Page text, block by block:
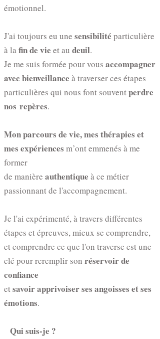
émotionnel.
J'ai toujours eu une sensibilité particulière
à lafin de vie et au deuil.
Je me suis formée pour vous accompagner
avec bienveillance à traverser ces étapes
particulières qui nous font souventperdre
nos repères.
Mon parcours de vie, mes thérapies et
mes expériences m’ont emmenés à me
former
de manière authentique à ce métier
passionnant de l'accompagnement.
Je l'ai expérimenté, à travers différentes
étapes et épreuves, mieux se comprendre,
et comprendre ce que l'on traverse est une
clé pour reremplir son réservoir de
confiance
etsavoir apprivoiser ses angoisses et ses
émotions.
Qui suis-je ?